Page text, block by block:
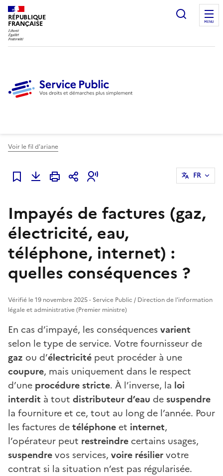
RÉPUBLIQUE
FRANÇAISE
Ouvrir
MENU
Voir le fil d'ariane
Ajouter à mes favoris
FR
Impayés de factures (gaz,
électricité, eau,
téléphone, internet) :
quelles conséquences ?
Vérifié le 19 novembre 2025 - Service Public / Direction de l'information
légale et administrative (Premier ministre)
En cas d’impayé, les conséquences varient
selon le type de service. Votre fournisseur de
gaz ou d’électricité peut procéder à une
coupure, mais uniquement dans le respect
d’une procédure stricte. À l’inverse, la loi
interdit à tout distributeur d’eau desuspendre
la fourniture et ce, tout au long de l’année. Pour
les factures detéléphone et internet,
l’opérateur peut restreindre certains usages,
suspendrevos services, voire résiliervotre
contrat si la situation n’est pas régularisée.